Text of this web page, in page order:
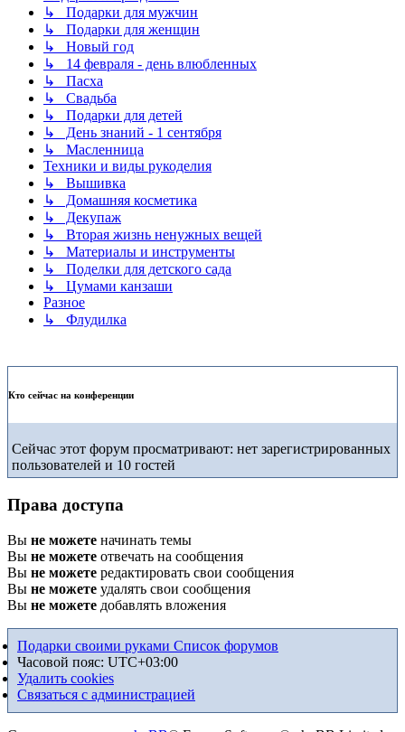
↳ Подарки для мужчин
↳ Подарки для женщин
↳ Новый год
↳ 14 февраля - день влюбленных
↳ Пасха
↳ Свадьба
↳ Подарки для детей
↳ День знаний - 1 сентября
↳ Масленница
Техники и виды рукоделия
↳ Вышивка
↳ Домашняя косметика
↳ Декупаж
↳ Вторая жизнь ненужных вещей
↳ Материалы и инструменты
↳ Поделки для детского сада
↳ Цумами канзаши
Разное
↳ Флудилка
Кто сейчас на конференции
Сейчас этот форум просматривают: нет зарегистрированных
пользователей и 10 гостей
Права доступа
Вы не можете начинать темы
Вы не можете отвечать на сообщения
Вы не можете редактировать свои сообщения
Вы не можете удалять свои сообщения
Вы не можете добавлять вложения
Подарки своими руками Список форумов
Часовой пояс: UTC+03:00
Удалить cookies
Связаться с администрацией